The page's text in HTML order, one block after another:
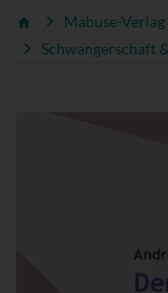
Mabuse-Verlag
Schwangerschaft